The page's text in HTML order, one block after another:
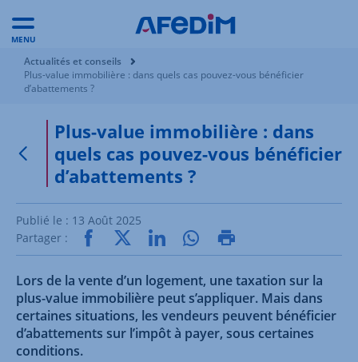
MENU
Vous êtes ici:
Actualités et conseils
Plus-value immobilière : dans quels cas pouvez-vous bénéficier
d’abattements ?
Retour à la page précédente
Plus-value immobilière : dans
quels cas pouvez-vous bénéficier
d’abattements ?
Publié le : 13 Août 2025
Partager :
Lors de la vente d’un logement, une taxation sur la
plus-value immobilière peut s’appliquer. Mais dans
certaines situations, les vendeurs peuvent bénéficier
d’abattements sur l’impôt à payer, sous certaines
conditions.